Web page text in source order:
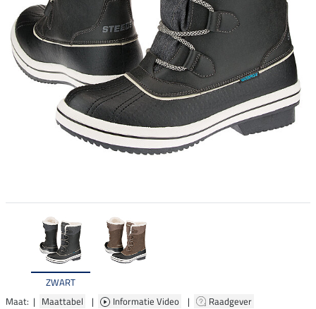
ZWART
Maat: | Maattabel | Informatie Video | Raadgever